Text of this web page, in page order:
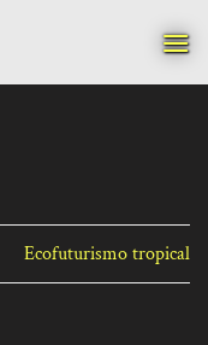
Ecofuturismo tropical